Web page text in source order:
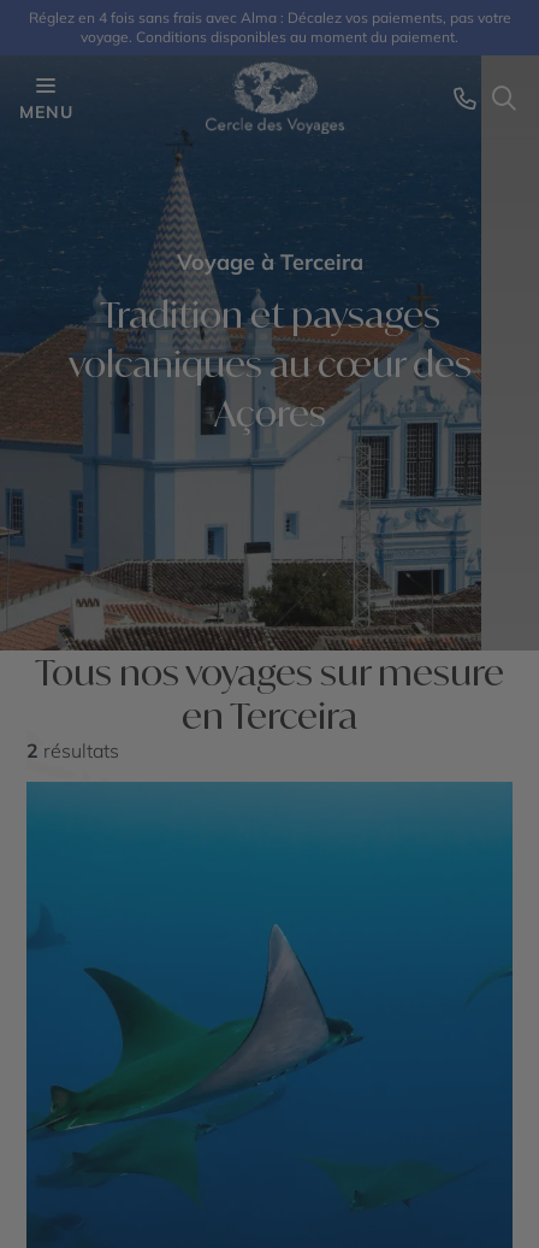
Réglez en 4 fois sans frais avec Alma : Décalez vos paiements, pas votre
voyage. Conditions disponibles au moment du paiement.
MENU
Voyage à Terceira
Tradition et paysages
volcaniques au cœur des
Açores
Tous nos voyages sur mesure
en Terceira
2 résultats